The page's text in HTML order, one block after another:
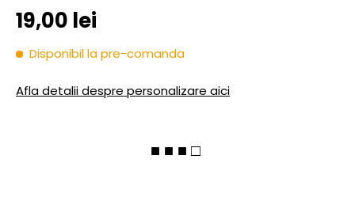
Pret initial
19,00 lei
Disponibil la pre-comanda
Afla detalii despre personalizare aici
■ ■ ■ □